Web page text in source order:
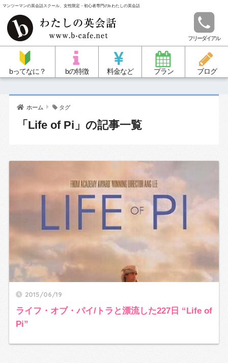
マンツーマンの英会話スクール、女性限定・初心者専門のb わたしの英会話
フリーダイアル
bってなに？ bの特徴 料金など プラン ブログ
ホーム タグ
「Life of Pi」の記事一覧
2015/06/19
ライフ・オブ・パイ/トラと漂流した227日 “Life of
Pi”